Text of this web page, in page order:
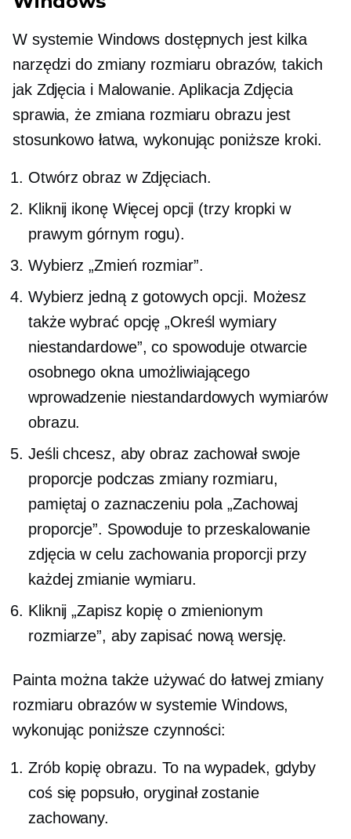
W systemie Windows dostępnych jest kilka
narzędzi do zmiany rozmiaru obrazów, takich
jak Zdjęcia i Malowanie. Aplikacja Zdjęcia
sprawia, że ​​zmiana rozmiaru obrazu jest
stosunkowo łatwa, wykonując poniższe kroki.
Otwórz obraz w Zdjęciach.
Kliknij ikonę Więcej opcji (trzy kropki w
prawym górnym rogu).
Wybierz „Zmień rozmiar”.
Wybierz jedną z gotowych opcji. Możesz
także wybrać opcję „Określ wymiary
niestandardowe”, co spowoduje otwarcie
osobnego okna umożliwiającego
wprowadzenie niestandardowych wymiarów
obrazu.
Jeśli chcesz, aby obraz zachował swoje
proporcje podczas zmiany rozmiaru,
pamiętaj o zaznaczeniu pola „Zachowaj
proporcje”. Spowoduje to przeskalowanie
zdjęcia w celu zachowania proporcji przy
każdej zmianie wymiaru.
Kliknij „Zapisz kopię o zmienionym
rozmiarze”, aby zapisać nową wersję.
Painta można także używać do łatwej zmiany
rozmiaru obrazów w systemie Windows,
wykonując poniższe czynności:
Zrób kopię obrazu. To na wypadek, gdyby
coś się popsuło, oryginał zostanie
zachowany.